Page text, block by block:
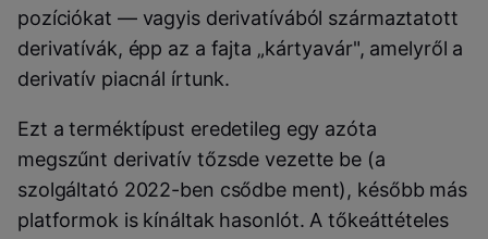
pozíciókat — vagyis derivatívából származtatott
derivatívák, épp az a fajta „kártyavár", amelyről a
derivatív piacnál írtunk.
Ezt a terméktípust eredetileg egy azóta
megszűnt derivatív tőzsde vezette be (a
szolgáltató 2022-ben csődbe ment), később más
platformok is kínáltak hasonlót. A tőkeáttételes